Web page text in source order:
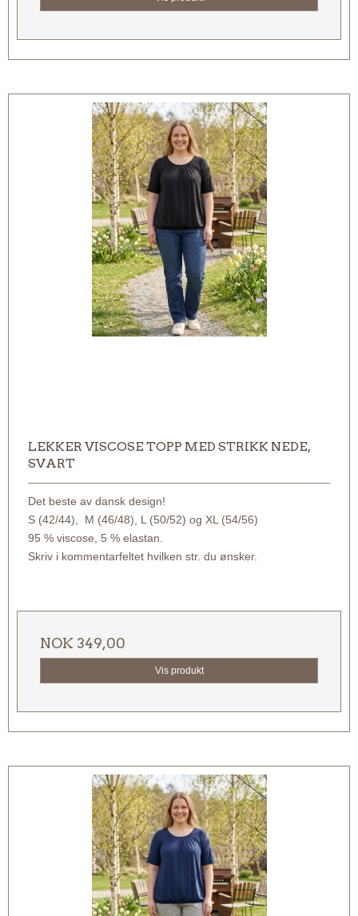
LEKKER VISCOSE TOPP MED STRIKK NEDE,
SVART
Det beste av dansk design!
S (42/44), M (46/48), L (50/52) og XL (54/56)
95 % viscose, 5 % elastan.
Skriv i kommentarfeltet hvilken str. du ønsker.
NOK 349,00
Vis produkt